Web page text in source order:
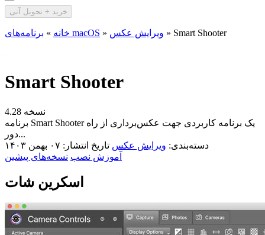
خرید + تحویل آنی
خانه » برنامه‌های macOS » ویرایش عکس » Smart Shooter
Smart Shooter
نسخه 4.28
برنامه Smart Shooter یک برنامه کاربردی جهت عکس‌برداری از راه
دور...
دسته‌بندی: ویرایش عکس تاریخ انتشار: ۰۷ بهمن ۱۴۰۳
آموزش نصب نسخه‌های پیشین
اسکرین شات